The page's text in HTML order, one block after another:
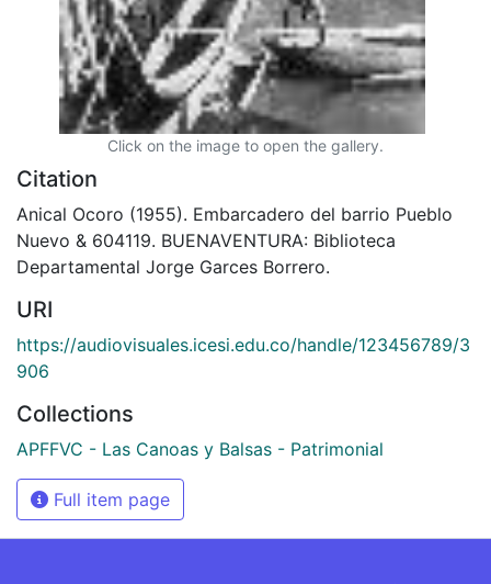
Click on the image to open the gallery.
Citation
Anical Ocoro (1955). Embarcadero del barrio Pueblo
Nuevo & 604119. BUENAVENTURA: Biblioteca
Departamental Jorge Garces Borrero.
URI
https://audiovisuales.icesi.edu.co/handle/123456789/3
906
Collections
APFFVC - Las Canoas y Balsas - Patrimonial
Full item page